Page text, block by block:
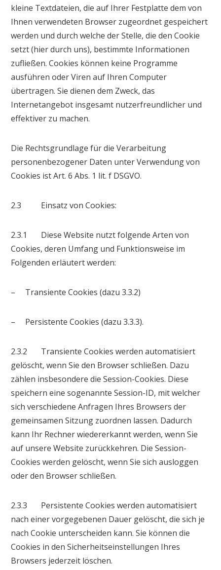
kleine Textdateien, die auf Ihrer Festplatte dem von
Ihnen verwendeten Browser zugeordnet gespeichert
werden und durch welche der Stelle, die den Cookie
setzt (hier durch uns), bestimmte Informationen
zufließen. Cookies können keine Programme
ausführen oder Viren auf Ihren Computer
übertragen. Sie dienen dem Zweck, das
Internetangebot insgesamt nutzerfreundlicher und
effektiver zu machen.
Die Rechtsgrundlage für die Verarbeitung
personenbezogener Daten unter Verwendung von
Cookies ist Art. 6 Abs. 1 lit. f DSGVO.
2.3 Einsatz von Cookies:
2.3.1 Diese Website nutzt folgende Arten von
Cookies, deren Umfang und Funktionsweise im
Folgenden erläutert werden:
– Transiente Cookies (dazu 3.3.2)
– Persistente Cookies (dazu 3.3.3).
2.3.2 Transiente Cookies werden automatisiert
gelöscht, wenn Sie den Browser schließen. Dazu
zählen insbesondere die Session-Cookies. Diese
speichern eine sogenannte Session-ID, mit welcher
sich verschiedene Anfragen Ihres Browsers der
gemeinsamen Sitzung zuordnen lassen. Dadurch
kann Ihr Rechner wiedererkannt werden, wenn Sie
auf unsere Website zurückkehren. Die Session-
Cookies werden gelöscht, wenn Sie sich ausloggen
oder den Browser schließen.
2.3.3 Persistente Cookies werden automatisiert
nach einer vorgegebenen Dauer gelöscht, die sich je
nach Cookie unterscheiden kann. Sie können die
Cookies in den Sicherheitseinstellungen Ihres
Browsers jederzeit löschen.